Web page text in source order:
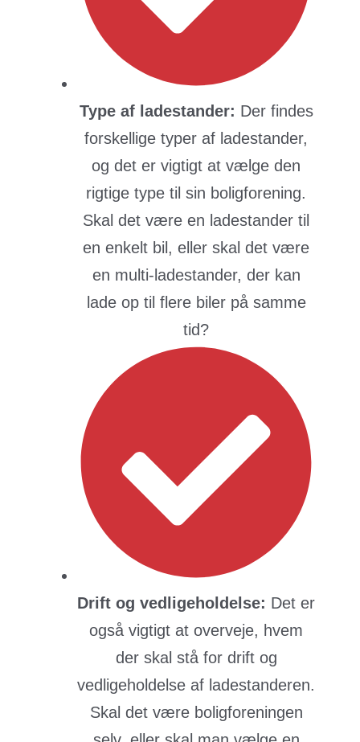
Type af ladestander: Der findes
forskellige typer af ladestander,
og det er vigtigt at vælge den
rigtige type til sin boligforening.
Skal det være en ladestander til
en enkelt bil, eller skal det være
en multi-ladestander, der kan
lade op til flere biler på samme
tid?
Drift og vedligeholdelse: Det er
også vigtigt at overveje, hvem
der skal stå for drift og
vedligeholdelse af ladestanderen.
Skal det være boligforeningen